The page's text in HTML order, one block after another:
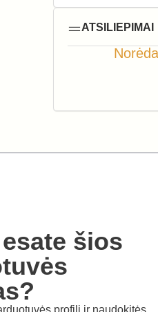
ATSILIEPIMAI
šios
profilį ir naudokitės